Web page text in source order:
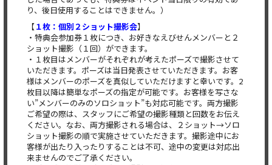
り、後日使用することはできません。）
【１枚：個別２ショット撮影会】
・特典会参加券１枚につき、お好きなえびせんメンバーと２
ショット撮影（１回）ができます。
・１枚目はメンバーがそれぞれが考えたポーズで撮影させて
いただきます。ポーズは当日発表させていただきます。お客
様はメンバーのポーズを真似していただけますと幸いです。2
枚目以降は簡単なポーズの指定が可能です。お客様を写さな
い”メンバーのみのソロショット”も対応可能です。両方撮影
ご希望の際は、スタッフにご希望の撮影種類と回数をお伝え
ください。なお、両方撮影される場合は、２ショット→ソロ
ショット撮影の順で実施させていただきます。撮影途中にお
客様が出たり入ったりすることは不可、途中の変更は対応出
来ませんのでご了承ください。